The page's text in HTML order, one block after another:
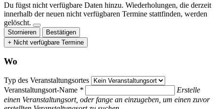
Du fügst nicht verfügbare Daten hinzu. Wiederholungen, die derzeit
innerhalb der neuen nicht verfügbaren Termine stattfinden, werden
gelöscht.
Stornieren
Bestätigen
+ Nicht verfügbare Termine
Wo
Typ des Veranstaltungsortes
Veranstaltungsort-Name *
Erstelle
einen Veranstaltungsort, oder fange an einzugeben, um einen zuvor